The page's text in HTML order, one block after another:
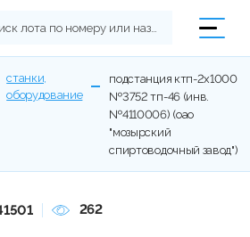
станки,
оборудование
подстанция ктп-2х1000
№3752 тп-46 (инв.
№4110006) (оао
"мозырский
спиртоводочный завод")
262